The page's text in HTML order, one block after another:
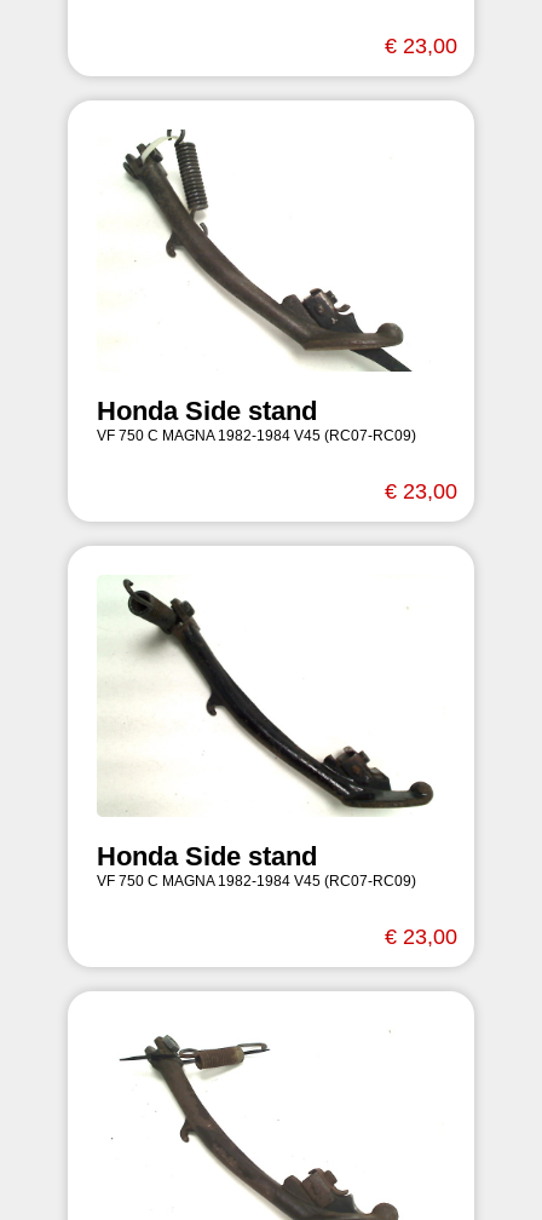
€ 23,00
Honda Side stand
VF 750 C MAGNA 1982-1984 V45 (RC07-RC09)
€ 23,00
Honda Side stand
VF 750 C MAGNA 1982-1984 V45 (RC07-RC09)
€ 23,00